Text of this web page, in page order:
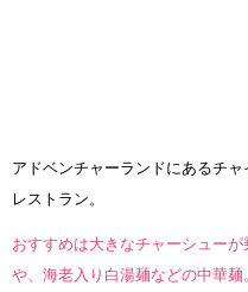
アドベンチャーランドにあるチ
レストラン。
おすすめは大きなチャーシュー
や、海老入り白湯麺などの中華麺